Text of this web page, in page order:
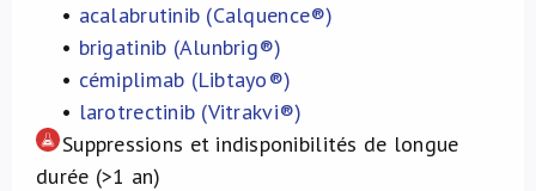
• acalabrutinib (Calquence®)
• brigatinib (Alunbrig®)
• cémiplimab (Libtayo®)
• larotrectinib (Vitrakvi®)
Suppressions et indisponibilités de longue
durée (>1 an)